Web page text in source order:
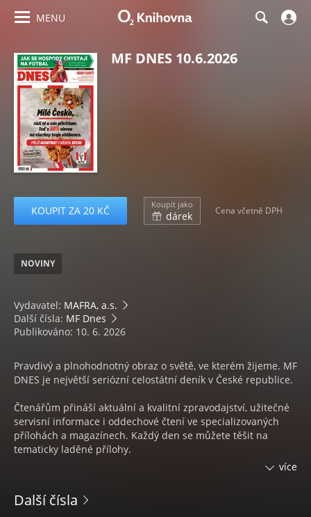
MENU
MF DNES 10.6.2026
KOUPIT ZA 20 KČ Koupit jako
dárek Cena včetně DPH
NOVINY
Vydavatel: MAFRA, a.s.
Další čísla: MF Dnes
Publikováno: 10. 6. 2026
Pravdivý a plnohodnotný obraz o světě, ve kterém žijeme. MF
DNES je největší seriózní celostátní deník v České republice.
Čtenářům přináší aktuální a kvalitní zpravodajství, užitečné
servisní informace i oddechové čtení ve specializovaných
přílohách a magazínech. Každý den se můžete těšit na
tematicky laděné přílohy.
• Pondělí s nejčtenějším ženským časopisem
více
Další čísla